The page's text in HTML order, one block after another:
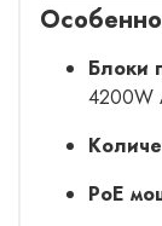
Блоки
4200W
PoE